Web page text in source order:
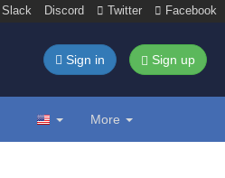
Slack Discord Twitter Facebook
Sign in Sign up
More